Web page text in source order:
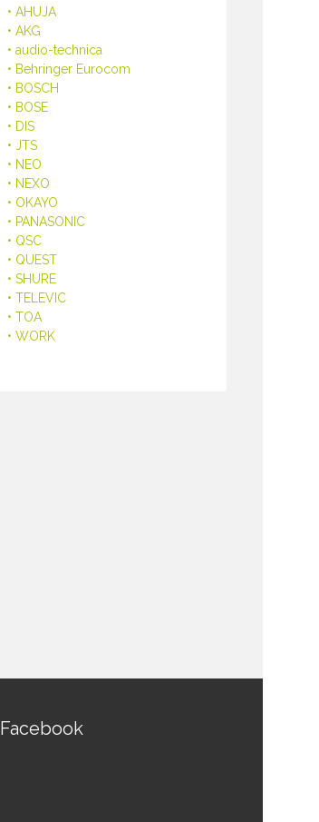
• AHUJA
• AKG
• audio-technica
• Behringer Eurocom
• BOSCH
• BOSE
• DIS
• JTS
• NEO
• NEXO
• OKAYO
• PANASONIC
• QSC
• QUEST
• SHURE
• TELEVIC
• TOA
• WORK
Facebook